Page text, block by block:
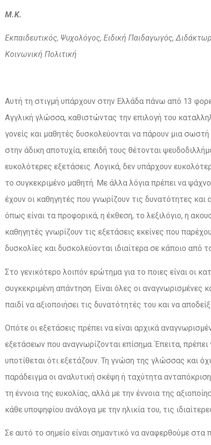
Μ.Κ.
Εκπαιδευτικός, Ψυχολόγος, Ειδική Παιδαγωγός,
Κοινωνική Πολιτική
Αυτή τη στιγμή υπάρχουν στην Ελλάδα πάνω από 13
Αγγλική γλώσσα, καθιστώντας την επιλογή του
γονείς και μαθητές δυσκολεύονται να πάρουν μια
στην άδικη αποτυχία, επειδή τους θέτονται
ευκολότερες εξετάσεις. Λογικά, δεν υπάρχουν
το συγκεκριμένο μαθητή. Με άλλα λόγια πρέπει να
έχουν οι καθηγητές που γνωρίζουν τις δυνατότητες
όπως είναι τα προφορικά, η έκθεση, το λεξιλόγιο, η
καθηγητές γνωρίζουν τις εξετάσεις εκείνες που
δυσκολίες και δυσκολεύονται ιδιαίτερα σε κάποιο από
Στο γενικότερο λοιπόν ερώτημα για το ποιες είναι οι
συγκεκριμένη απάντηση. Είναι όλες οι αναγνωρισμένες
παιδί να αξιοποιήσει τις δυνατότητές του και να
Οπότε οι εξετάσεις πρέπει να είναι αρχικά
εξετάσεων που αναγνωρίζονται επίσημα. Έπειτα,
υποτίθεται ότι εξετάζουν. Τη γνώση της γλώσσας και
παράδειγμα οι αναλυτική σκέψη ή ταχύτητα
τη έννοια της ευκολίας, αλλά με την έννοια της
κάθε υποψηφίου ανάλογα με την ηλικία του, τις
Σε αυτό το σημείο είναι σημαντικό να αναφερθούμε στα